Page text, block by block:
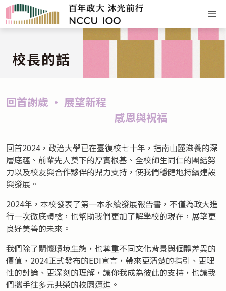
校長的話
回首謝歲 · 展望新程
── 感恩與祝福
回首2024，政治大學已在臺復校七十年，指南山麓滋養的深
層底蘊、前輩先人奠下的厚實根基、全校師生同仁的團結努
力以及校友與合作夥伴的鼎力支持，使我們穩健地持續建設
與發展。
2024年，本校發表了第一本永續發展報告書，不僅為政大進
行一次徹底體檢，也幫助我們更加了解學校的現在，展望更
良好美善的未來。
我們除了關懷環境生態，也尊重不同文化背景與個體差異的
價值，2024正式發布的EDI宣言，帶來更清楚的指引、更理
性的討論、更深刻的理解，讓你我成為彼此的支持，也讓我
們攜手往多元共榮的校園邁進。